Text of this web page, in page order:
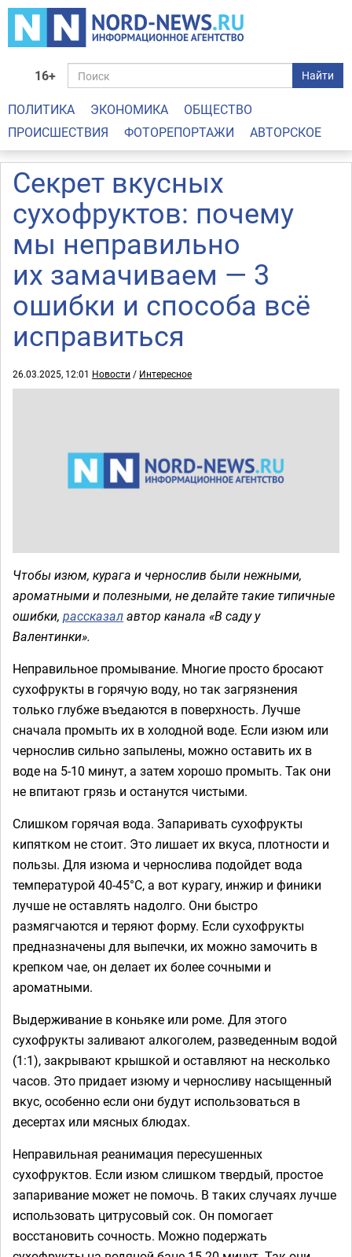
16+ Найти
ПОЛИТИКА ЭКОНОМИКА
ОБЩЕСТВО
ПРОИСШЕСТВИЯ
ФОТОРЕПОРТАЖИ АВТОРСКОЕ
Секрет вкусных
сухофруктов: почему
мы неправильно
их замачиваем — 3
ошибки и способа всё
исправиться
26.03.2025, 12:01 Новости / Интересное
Чтобы изюм, курага и чернослив были нежными,
ароматными и полезными, не делайте такие типичные
ошибки, рассказалавтор канала «В саду у
Валентинки».
Неправильное промывание. Многие просто бросают
сухофрукты в горячую воду, но так загрязнения
только глубже въедаются в поверхность. Лучше
сначала промыть их в холодной воде. Если изюм или
чернослив сильно запылены, можно оставить их в
воде на 5-10 минут, а затем хорошо промыть. Так они
не впитают грязь и останутся чистыми.
Слишком горячая вода. Запаривать сухофрукты
кипятком не стоит. Это лишает их вкуса, плотности и
пользы. Для изюма и чернослива подойдет вода
температурой 40-45°C, а вот курагу, инжир и финики
лучше не оставлять надолго. Они быстро
размягчаются и теряют форму. Если сухофрукты
предназначены для выпечки, их можно замочить в
крепком чае, он делает их более сочными и
ароматными.
Выдерживание в коньяке или роме. Для этого
сухофрукты заливают алкоголем, разведенным водой
(1:1), закрывают крышкой и оставляют на несколько
часов. Это придает изюму и черносливу насыщенный
вкус, особенно если они будут использоваться в
десертах или мясных блюдах.
Неправильная реанимация пересушенных
сухофруктов. Если изюм слишком твердый, простое
запаривание может не помочь. В таких случаях лучше
использовать цитрусовый сок. Он помогает
восстановить сочность. Можно подержать